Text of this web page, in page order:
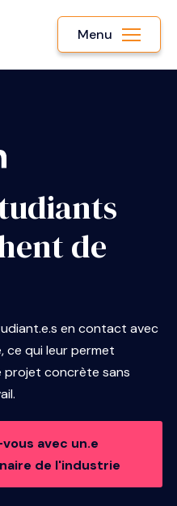
Menu
de
en contact avec
ce qui leur permet
projet concrète sans
avec un.e
de l'industrie